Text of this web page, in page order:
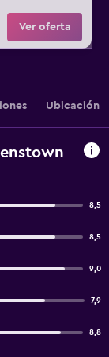
Ver oferta
Ubicación
8,5
8,5
9,0
7,9
8,8